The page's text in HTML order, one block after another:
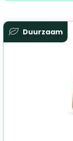
Duurzaam